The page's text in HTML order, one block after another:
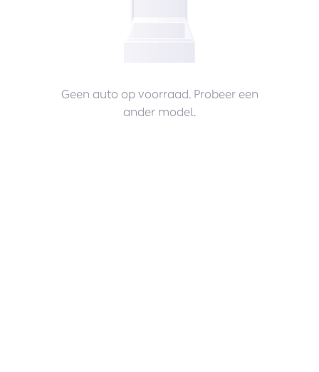
Geen auto op voorraad. Probeer een
ander model.